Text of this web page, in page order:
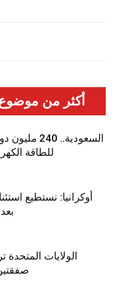
أكثر من
السعودية..
للطاقة
أوكرانيا: نستطيع
بعد
الولايات المتحدة